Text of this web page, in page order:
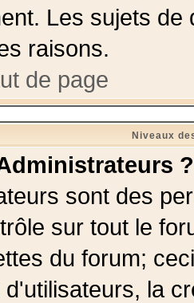
Les sujets
raisons.
de page
Niveaux
?
sont des
sur tout le
du forum;
la